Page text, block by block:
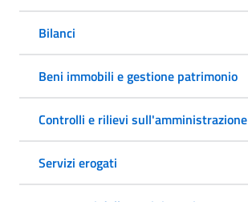
Bilanci
Beni immobili e gestione patrimonio
Controlli e rilievi sull'amministrazione
Servizi erogati